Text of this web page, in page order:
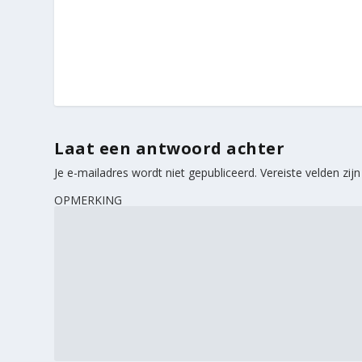
Laat een antwoord achter
Je e-mailadres wordt niet gepubliceerd. Vereiste velden
OPMERKING